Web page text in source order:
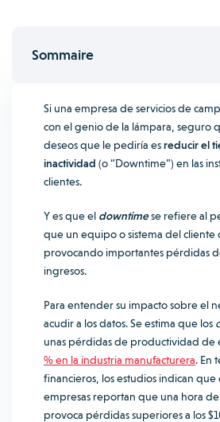
Sommaire
Si una empresa de servicios de
con el genio de la lámpara, seguro
deseos que le pediría esreducir el
inactividad (o “Downtime”) en las
clientes.
Y es que el downtimese refiere al
que un equipo o sistema del cliente
provocando importantes pérdidas
ingresos.
Para entender su impacto sobre el
acudir a los datos. Se estima que los
unas pérdidas de productividad de
% en la industria manufacturera. En
financieros, los estudios indican que
empresas reportan que una hora
provoca pérdidas superiores a los